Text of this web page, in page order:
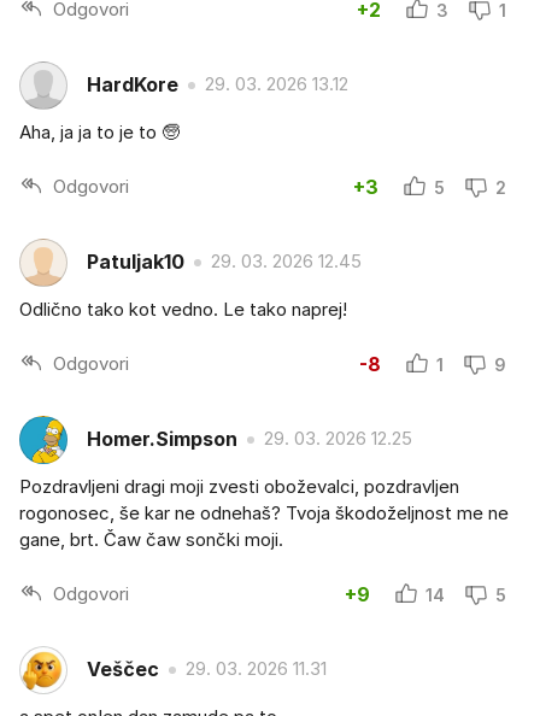
Odgovori +2 3 1
HardKore 29. 03. 2026 13.12
Aha, ja ja to je to 🧓
Odgovori +3 5 2
Patuljak10 29. 03. 2026 12.45
Odlično tako kot vedno. Le tako naprej!
Odgovori -8 1 9
Homer.Simpson 29. 03. 2026 12.25
Pozdravljeni dragi moji zvesti oboževalci, pozdravljen
rogonosec, še kar ne odnehaš? Tvoja škodoželjnost me ne
gane, brt. Čaw čaw sončki moji.
Odgovori +9 14 5
Veščec 29. 03. 2026 11.31